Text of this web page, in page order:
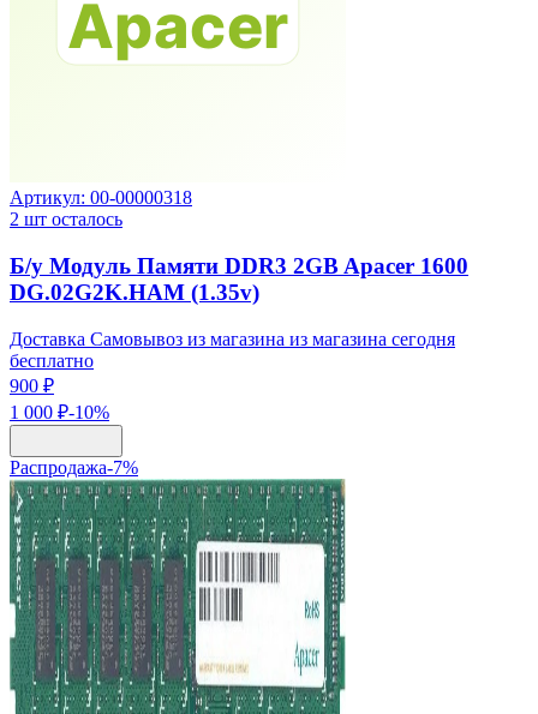
Артикул: 00-00000318
2 шт осталось
Б/у Модуль Памяти DDR3 2GB Apacer 1600
DG.02G2K.HAM (1.35v)
Доставка Самовывоз из магазина из магазина сегодня
бесплатно
900 ₽
1 000 ₽-10%
Распродажа-7%